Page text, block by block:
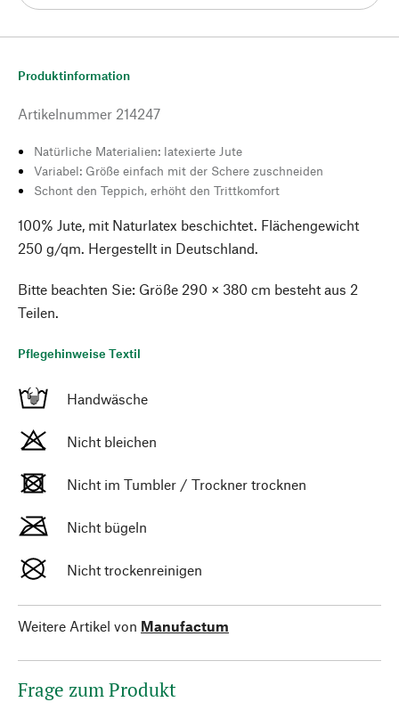
Produktinformation
Artikelnummer 214247
Natürliche Materialien: latexierte Jute
Variabel: Größe einfach mit der Schere zuschneiden
Schont den Teppich, erhöht den Trittkomfort
100% Jute, mit Naturlatex beschichtet. Flächengewicht
250 g/qm. Hergestellt in Deutschland.
Bitte beachten Sie: Größe 290 × 380 cm besteht aus 2
Teilen.
Pflegehinweise Textil
Handwäsche
Nicht bleichen
Nicht im Tumbler / Trockner trocknen
Nicht bügeln
Nicht trockenreinigen
Weitere Artikel von Manufactum
Frage zum Produkt